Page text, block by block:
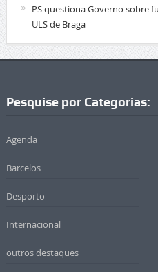
PS questiona Governo sobre
ULS de Braga
Pesquise por Categorias:
Agenda
Barcelos
Desporto
Internacional
outros destaques